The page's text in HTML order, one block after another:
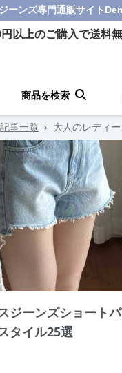
ーンズ専門通販サイト
円以上のご購入で送料
商品を検索
記事一覧 › 大人のレディ
ジーンズショート
タイル25選